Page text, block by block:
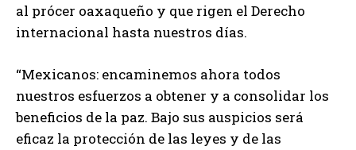
al prócer oaxaqueño y que rigen el Derecho
internacional hasta nuestros días.
“Mexicanos: encaminemos ahora todos
nuestros esfuerzos a obtener y a consolidar los
beneficios de la paz. Bajo sus auspicios será
eficaz la protección de las leyes y de las